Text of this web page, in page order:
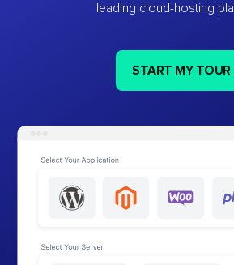
leading cloud-hosting
START MY TOUR